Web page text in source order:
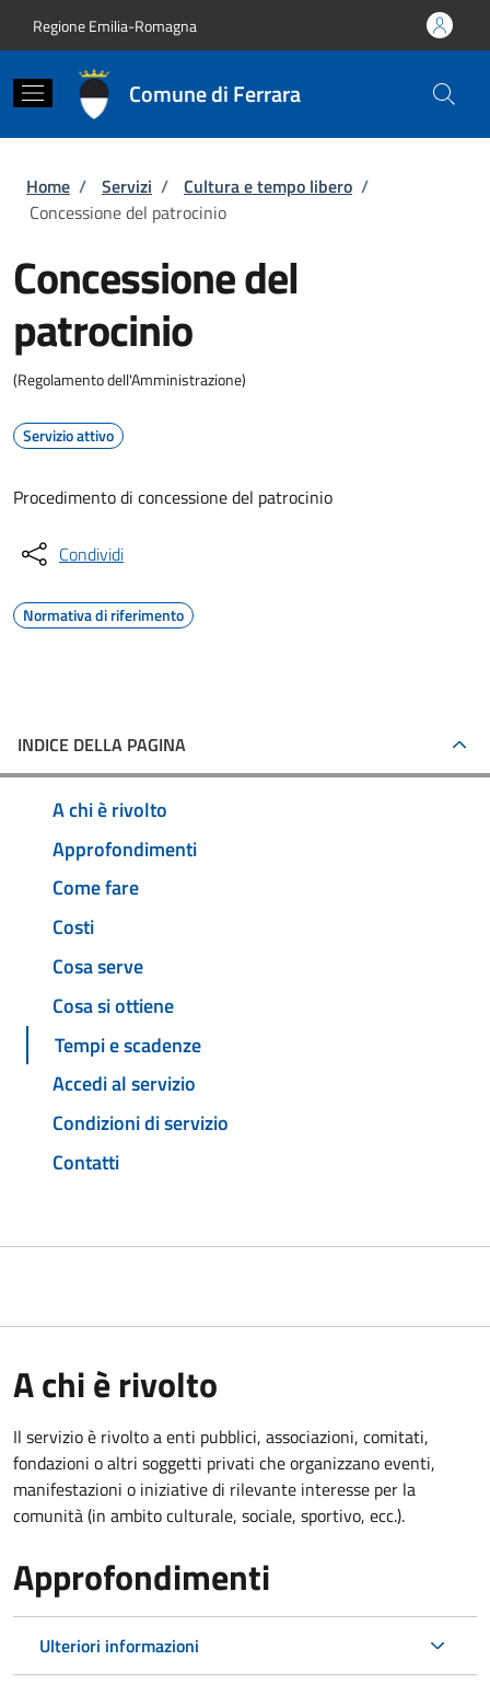
Regione Emilia-Romagna
Comune di Ferrara
Briciole di pane
Home / Servizi / Cultura e tempo libero /
Concessione del patrocinio
Concessione del
patrocinio
(Regolamento dell'Amministrazione)
Servizio attivo
Procedimento di concessione del patrocinio
Condividi
Normativa di riferimento
INDICE DELLA PAGINA
A chi è rivolto
Approfondimenti
Come fare
Costi
Cosa serve
Cosa si ottiene
Tempi e scadenze
Accedi al servizio
Condizioni di servizio
Contatti
A chi è rivolto
Il servizio è rivolto a enti pubblici, associazioni, comitati,
fondazioni o altri soggetti privati che organizzano eventi,
manifestazioni o iniziative di rilevante interesse per la
comunità (in ambito culturale, sociale, sportivo, ecc.).
Approfondimenti
Ulteriori informazioni